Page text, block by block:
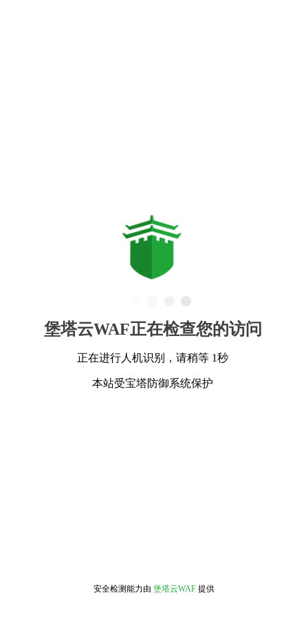
堡塔云WAF正在检查您的访问
正在进行人机识别，请稍等 1秒
本站受宝塔防御系统保护
安全检测能力由 堡塔云WAF 提供